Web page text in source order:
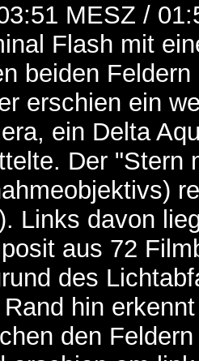
MESZ /
Flash mit
beiden
erschien ein
, ein Delta
Der "Stern
Links davon
aus 72
des
hin
den